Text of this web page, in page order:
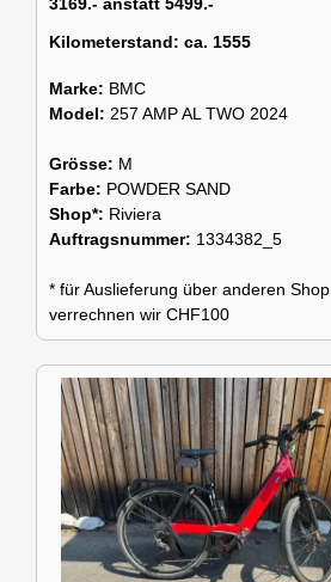
Kilometerstand: ca. 1555
Marke: BMC
Model: 257 AMP AL TWO 2024
Grösse: M
Farbe: POWDER SAND
Shop*: Riviera
Auftragsnummer: 1334382_5
* für Auslieferung über anderen Shop
verrechnen wir CHF100